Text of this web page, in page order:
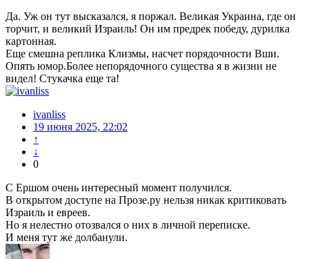
Да. Уж он тут высказался, я поржал. Великая Украина, где он
торчит, и великий Израиль! Он им предрек победу, дурилка
картонная.
Еще смешна реплика Клизмы, насчет порядочности Вши.
Опять юмор.Более непорядочного существа я в жизни не
видел! Стукачка еще та!
ivanliss
19 июня 2025, 22:02
↑
↓
0
С Ершом очень интересный момент получился.
В открытом доступе на Прозе.ру нельзя никак критиковать
Израиль и евреев.
Но я нелестно отозвался о них в личной переписке.
И меня тут же долбанули.